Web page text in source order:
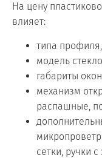
На цену
влияет:
типа профиля,
модель
габариты
механизм
распашные,
сетки, ручки